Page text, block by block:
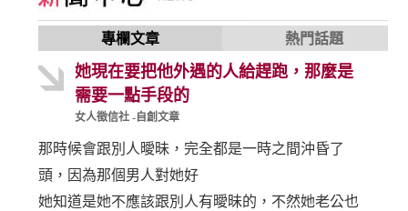
專欄文章 熱門話題
她現在要把他外遇的人給趕跑，那麼是
需要一點手段的
女人徵信社 -自創文章
那時候會跟別人曖昧，完全都是一時之間沖昏了
頭，因為那個男人對她好
她知道是她不應該跟別人有曖昧的，不然她老公也